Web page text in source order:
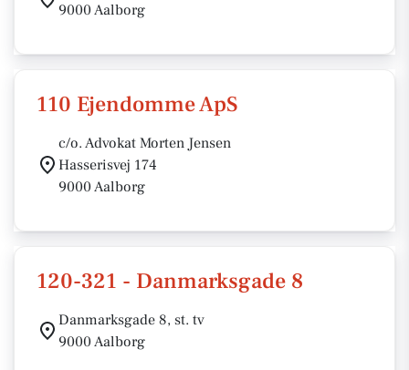
9000 Aalborg
110 Ejendomme ApS
c/o. Advokat Morten Jensen
Hasserisvej 174
9000 Aalborg
120-321 - Danmarksgade 8
Danmarksgade 8, st. tv
9000 Aalborg